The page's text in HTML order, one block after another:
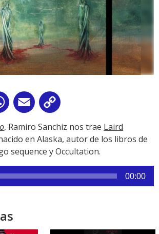
WhatsApp
Email
Link
, Ramiro Sanchiz nos trae Laird
en Alaska, autor de los libros de
sequence y Occultation.
00:00